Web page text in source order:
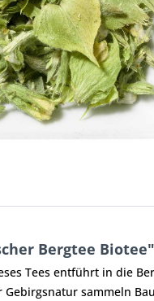
Bergtee Biotee"
Tees entführt in die
sammeln